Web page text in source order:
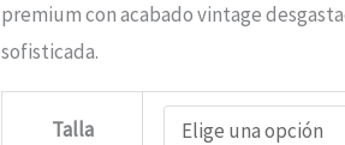
premium con acabado vintage
sofisticada.
Talla
cantidad